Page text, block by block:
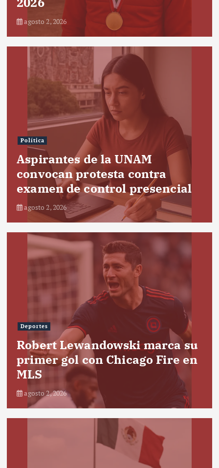
agosto 2, 2026
Política
Aspirantes de la UNAM
convocan protesta contra
examen de control presencial
agosto 2, 2026
Deportes
Robert Lewandowski marca su
primer gol con Chicago Fire en
MLS
agosto 2, 2026